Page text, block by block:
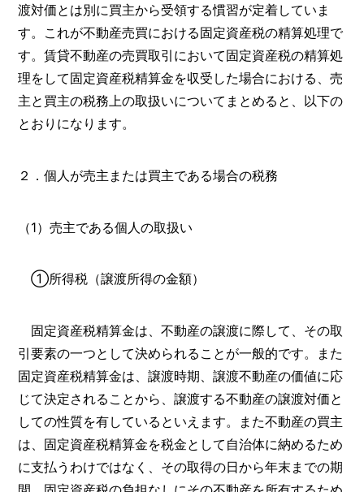
渡対価とは別に買主から受領する慣習が定着していま
す。これが不動産売買における固定資産税の精算処理で
す。賃貸不動産の売買取引において固定資産税の精算処
理をして固定資産税精算金を収受した場合における、売
主と買主の税務上の取扱いについてまとめると、以下の
とおりになります。
２．個人が売主または買主である場合の税務
（1）売主である個人の取扱い
①所得税（譲渡所得の金額）
固定資産税精算金は、不動産の譲渡に際して、その取
引要素の一つとして決められることが一般的です。また
固定資産税精算金は、譲渡時期、譲渡不動産の価値に応
じて決定されることから、譲渡する不動産の譲渡対価と
しての性質を有しているといえます。また不動産の買主
は、固定資産税精算金を税金として自治体に納めるため
に支払うわけではなく、その取得の日から年末までの期